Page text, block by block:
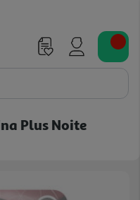
Plus Noite